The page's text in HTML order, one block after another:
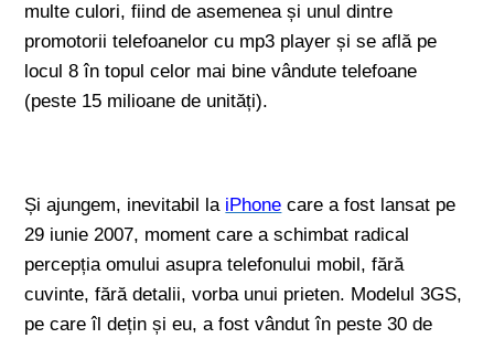
multe culori, fiind de asemenea și unul dintre
promotorii telefoanelor cu mp3 player și se află pe
locul 8 în topul celor mai bine vândute telefoane
(peste 15 milioane de unități).
Și ajungem, inevitabil la iPhone care a fost lansat pe
29 iunie 2007, moment care a schimbat radical
percepția omului asupra telefonului mobil, fără
cuvinte, fără detalii, vorba unui prieten. Modelul 3GS,
pe care îl dețin și eu, a fost vândut în peste 30 de